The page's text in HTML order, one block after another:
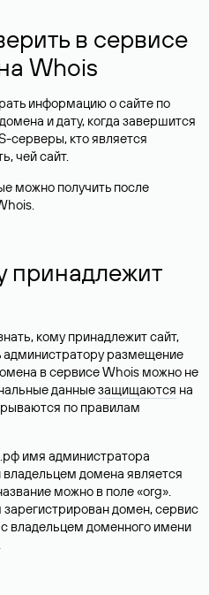
в сервисе
Whois
информацию о сайте по
и дату, когда завершится
серверы, кто является
чей сайт.
можно получить после
принадлежит
кому принадлежит сайт,
размещение
в сервисе Whois можно не
данныезащищаются на
по правилам
имя администратора
владельцем домена является
можно в поле «org».
домен, сервис
владельцем доменного имени